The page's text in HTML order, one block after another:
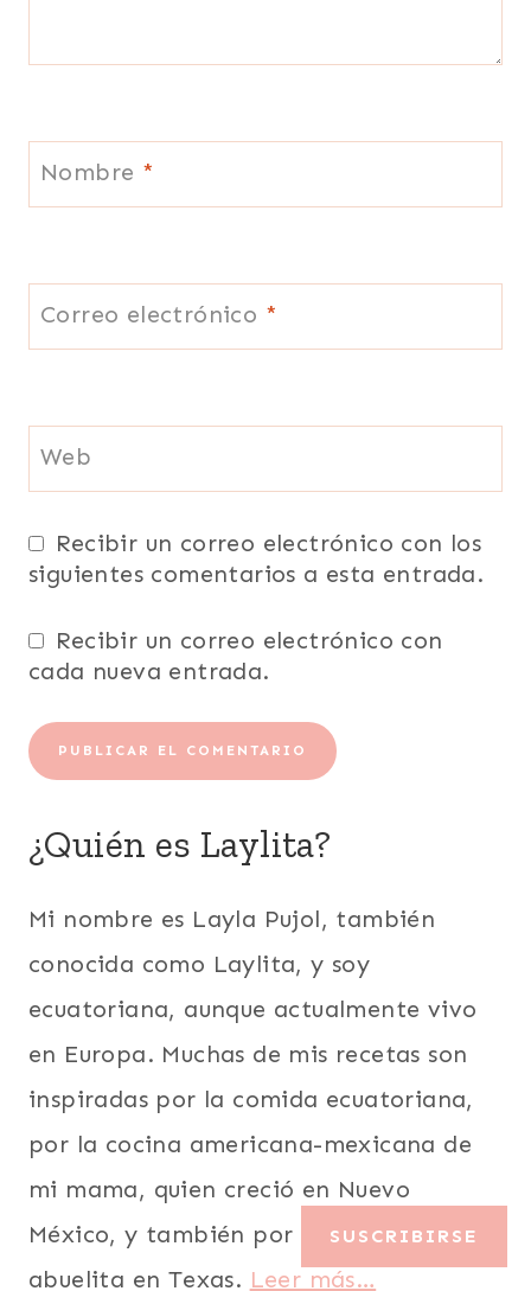
Nombre *
Correo electrónico *
Web
Recibir un correo electrónico con los
siguientes comentarios a esta entrada.
Recibir un correo electrónico con
cada nueva entrada.
¿Quién es Laylita?
Mi nombre es Layla Pujol, también
conocida como Laylita, y soy
ecuatoriana, aunque actualmente vivo
en Europa. Muchas de mis recetas son
inspiradas por la comida ecuatoriana,
por la cocina americana-mexicana de
mi mama, quien creció en Nuevo
México, y también por la cocina de mi
abuelita en Texas. Leer más…
SUSCRIBIRSE